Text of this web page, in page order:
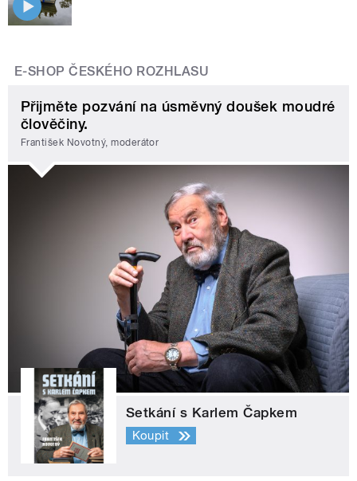
E-SHOP ČESKÉHO ROZHLASU
Přijměte pozvání na úsměvný doušek moudré
člověčiny.
František Novotný, moderátor
Setkání s Karlem Čapkem
Koupit